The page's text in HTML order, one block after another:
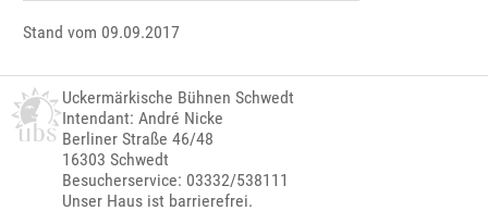
Stand vom 09.09.2017
Uckermärkische Bühnen Schwedt
Intendant: André Nicke
Berliner Straße 46/48
16303 Schwedt
Besucherservice: 03332/538111
Unser Haus ist barrierefrei.